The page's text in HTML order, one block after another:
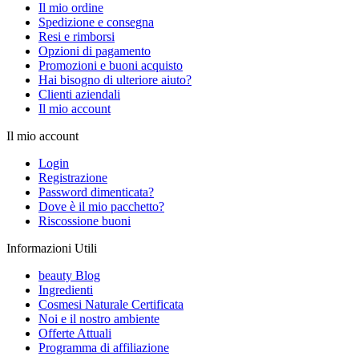
Il mio ordine
Spedizione e consegna
Resi e rimborsi
Opzioni di pagamento
Promozioni e buoni acquisto
Hai bisogno di ulteriore aiuto?
Clienti aziendali
Il mio account
Il mio account
Login
Registrazione
Password dimenticata?
Dove è il mio pacchetto?
Riscossione buoni
Informazioni Utili
beauty Blog
Ingredienti
Cosmesi Naturale Certificata
Noi e il nostro ambiente
Offerte Attuali
Programma di affiliazione